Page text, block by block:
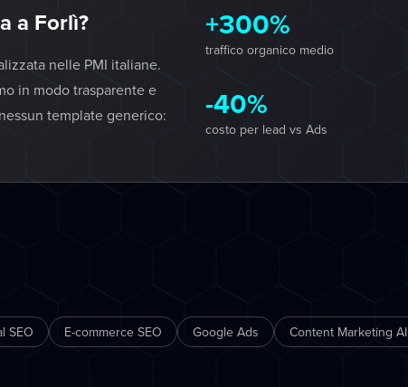
a Forlì?
nelle PMI italiane.
in modo trasparente e
template generico:
+300%
traffico organico medio
-40%
costo per lead vs Ads
SEO E-commerce SEO Google Ads Content Marketing AI